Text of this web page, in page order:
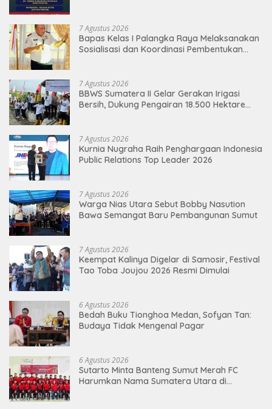
7 Agustus 2026
Bapas Kelas I Palangka Raya Melaksanakan
Sosialisasi dan Koordinasi Pembentukan
7 Agustus 2026
BBWS Sumatera II Gelar Gerakan Irigasi
Bersih, Dukung Pengairan 18.500 Hektare
7 Agustus 2026
Kurnia Nugraha Raih Penghargaan Indonesia
Public Relations Top Leader 2026
7 Agustus 2026
Warga Nias Utara Sebut Bobby Nasution
Bawa Semangat Baru Pembangunan Sumut
7 Agustus 2026
Keempat Kalinya Digelar di Samosir, Festival
Tao Toba Joujou 2026 Resmi Dimulai
6 Agustus 2026
Bedah Buku Tionghoa Medan, Sofyan Tan:
Budaya Tidak Mengenal Pagar
6 Agustus 2026
Sutarto Minta Banteng Sumut Merah FC
Harumkan Nama Sumatera Utara di